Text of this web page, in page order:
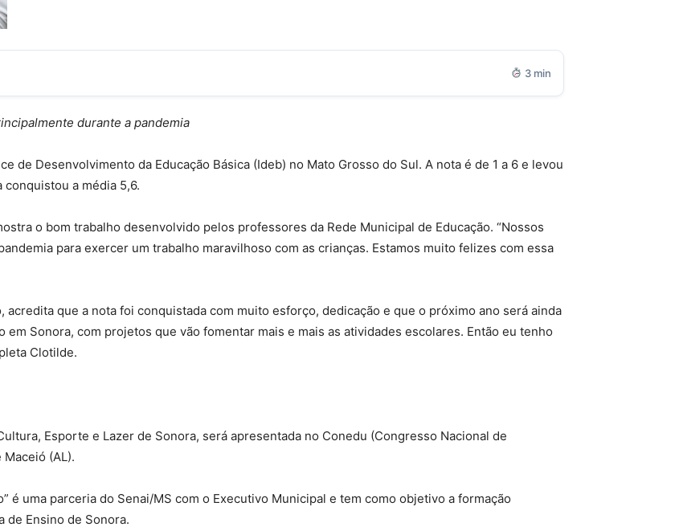
3 min
durante a pandemia
de Desenvolvimento da Educação Básica (Ideb) no Mato Grosso do Sul. A nota é de 1 a 6 e levou
conquistou a média 5,6.
o bom trabalho desenvolvido pelos professores da Rede Municipal de Educação. “Nossos
para exercer um trabalho maravilhoso com as crianças. Estamos muito felizes com essa
que a nota foi conquistada com muito esforço, dedicação e que o próximo ano será ainda
em Sonora, com projetos que vão fomentar mais e mais as atividades escolares. Então eu tenho
Clotilde.
Esporte e Lazer de Sonora, será apresentada no Conedu (Congresso Nacional de
(AL).
é uma parceria do Senai/MS com o Executivo Municipal e tem como objetivo a formação
de Ensino de Sonora.